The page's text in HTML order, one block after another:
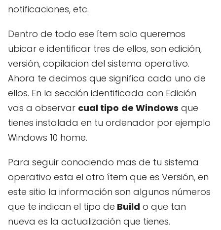
notificaciones, etc.
Dentro de todo ese ítem solo queremos
ubicar e identificar tres de ellos, son edición,
versión, copilacion del sistema operativo.
Ahora te decimos que significa cada uno de
ellos. En la sección identificada con Edición
vas a observar cual tipo de Windows que
tienes instalada en tu ordenador por ejemplo
Windows 10 home.
Para seguir conociendo mas de tu sistema
operativo esta el otro ítem que es Versión, en
este sitio la información son algunos números
que te indican el tipo de Build o que tan
nueva es la actualización que tienes.